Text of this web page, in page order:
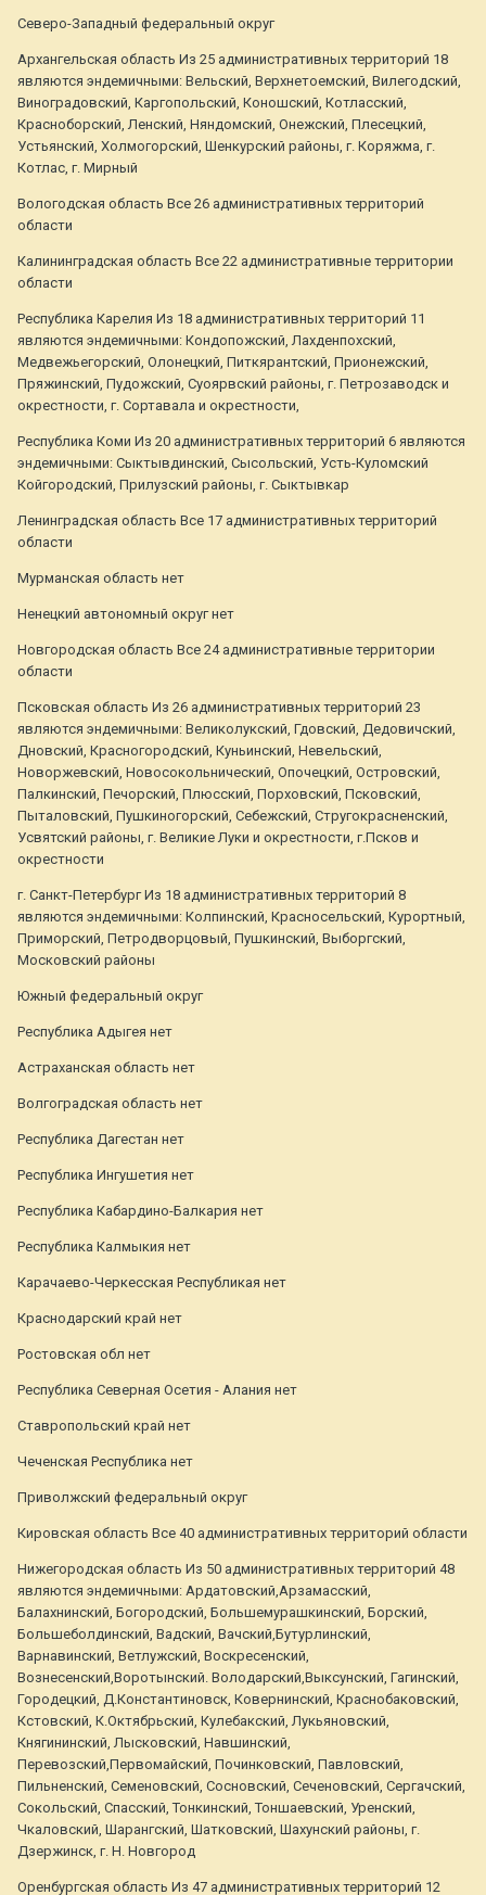
Северо-Западный федеральный округ
Архангельская область Из 25 административных территорий 18
являются эндемичными: Вельский, Верхнетоемский, Вилегодский,
Виноградовский, Каргопольский, Коношский, Котласский,
Красноборский, Ленский, Няндомский, Онежский, Плесецкий,
Устьянский, Холмогорский, Шенкурский районы, г. Коряжма, г.
Котлас, г. Мирный
Вологодская область Все 26 административных территорий
области
Калининградская область Все 22 административные территории
области
Республика Карелия Из 18 административных территорий 11
являются эндемичными: Кондопожский, Лахденпохский,
Медвежьегорский, Олонецкий, Питкярантский, Прионежский,
Пряжинский, Пудожский, Суоярвский районы, г. Петрозаводск и
окрестности, г. Сортавала и окрестности,
Республика Коми Из 20 административных территорий 6 являются
эндемичными: Сыктывдинский, Сысольский, Усть-Куломский
Койгородский, Прилузский районы, г. Сыктывкар
Ленинградская область Все 17 административных территорий
области
Мурманская область нет
Ненецкий автономный округ нет
Новгородская область Все 24 административные территории
области
Псковская область Из 26 административных территорий 23
являются эндемичными: Великолукский, Гдовский, Дедовичский,
Дновский, Красногородский, Куньинский, Невельский,
Новоржевский, Новосокольнический, Опочецкий, Островский,
Палкинский, Печорский, Плюсский, Порховский, Псковский,
Пыталовский, Пушкиногорский, Себежский, Стругокрасненский,
Усвятский районы, г. Великие Луки и окрестности, г.Псков и
окрестности
г. Санкт-Петербург Из 18 административных территорий 8
являются эндемичными: Колпинский, Красносельский, Курортный,
Приморский, Петродворцовый, Пушкинский, Выборгский,
Московский районы
Южный федеральный округ
Республика Адыгея нет
Астраханская область нет
Волгоградская область нет
Республика Дагестан нет
Республика Ингушетия нет
Республика Кабардино-Балкария нет
Республика Калмыкия нет
Карачаево-Черкесская Республикая нет
Краснодарский край нет
Ростовская обл нет
Республика Северная Осетия - Алания нет
Ставропольский край нет
Чеченская Республика нет
Приволжский федеральный округ
Кировская область Все 40 административных территорий области
Нижегородская область Из 50 административных территорий 48
являются эндемичными: Ардатовский,Арзамасский,
Балахнинский, Богородский, Большемурашкинский, Борский,
Большеболдинский, Вадский, Вачский,Бутурлинский,
Варнавинский, Ветлужский, Воскресенский,
Вознесенский,Воротынский. Володарский,Выксунский, Гагинский,
Городецкий, Д.Константиновск, Ковернинский, Краснобаковский,
Кстовский, К.Октябрьский, Кулебакский, Лукьяновский,
Княгининский, Лысковский, Навшинский,
Перевозский,Первомайский, Починковский, Павловский,
Пильненский, Семеновский, Сосновский, Сеченовский, Сергачский,
Сокольский, Спасский, Тонкинский, Тоншаевский, Уренский,
Чкаловский, Шарангский, Шатковский, Шахунский районы, г.
Дзержинск, г. Н. Новгород
Оренбургская область Из 47 административных территорий 12